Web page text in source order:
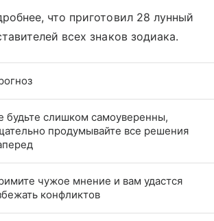
что приготовил 28 лунный
всех знаков зодиака.
будьте слишком самоуверенны,
продумывайте все решения
чужое мнение и вам удастся
конфликтов